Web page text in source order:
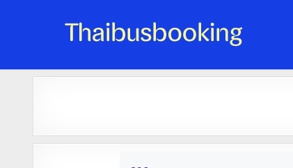
จองตั๋วรถออนไลน์ 24 ชั่วโมง